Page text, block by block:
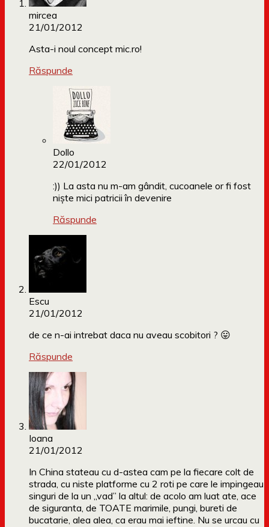
mircea
21/01/2012
Asta-i noul concept mic.ro!
Răspunde
Dollo
22/01/2012
:)) La asta nu m-am gândit, cucoanele or fi fost
niște mici patricii în devenire
Răspunde
Escu
21/01/2012
de ce n-ai intrebat daca nu aveau scobitori ? 😛
Răspunde
Ioana
21/01/2012
In China stateau cu d-astea cam pe la fiecare colt de
strada, cu niste platforme cu 2 roti pe care le impingeau
singuri de la un „vad” la altul: de acolo am luat ate, ace
de siguranta, de TOATE marimile, pungi, bureti de
bucatarie, alea alea, ca erau mai ieftine. Nu se urcau cu